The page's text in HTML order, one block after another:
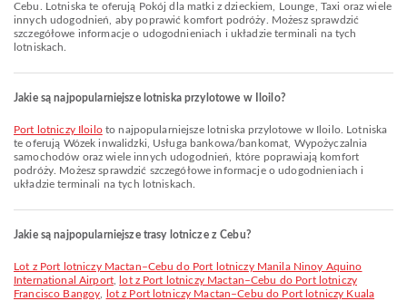
Cebu. Lotniska te oferują Pokój dla matki z dzieckiem, Lounge, Taxi oraz wiele
innych udogodnień, aby poprawić komfort podróży. Możesz sprawdzić
szczegółowe informacje o udogodnieniach i układzie terminali na tych
lotniskach.
Jakie są najpopularniejsze lotniska przylotowe w Iloilo?
Port lotniczy Iloiloto najpopularniejsze lotniska przylotowe w Iloilo. Lotniska
te oferują Wózek inwalidzki, Usługa bankowa/bankomat, Wypożyczalnia
samochodów oraz wiele innych udogodnień, które poprawiają komfort
podróży. Możesz sprawdzić szczegółowe informacje o udogodnieniach i
układzie terminali na tych lotniskach.
Jakie są najpopularniejsze trasy lotnicze z Cebu?
lot z Port lotniczy Mactan–Cebu do Port lotniczy Manila Ninoy Aquino
International Airport,
lot z Port lotniczy Mactan–Cebu do Port lotniczy
Francisco Bangoy
lot z Port lotniczy Mactan–Cebu do Port lotniczy Kuala